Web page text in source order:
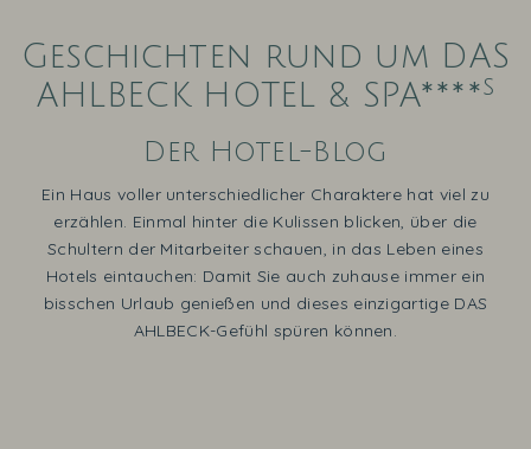
Geschichten rund um DAS
AHLBECK HOTEL & SPA****s
Der Hotel-Blog
Ein Haus voller unterschiedlicher Charaktere hat viel zu
erzählen. Einmal hinter die Kulissen blicken, über die
Schultern der Mitarbeiter schauen, in das Leben eines
Hotels eintauchen: Damit Sie auch zuhause immer ein
bisschen Urlaub genießen und dieses einzigartige DAS
AHLBECK-Gefühl spüren können.